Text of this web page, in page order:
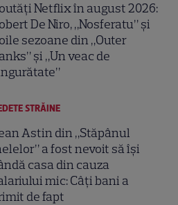
Netflix în august 2026:
De Niro, „Nosferatu” și
sezoane din „Outer
și „Un veac de
STRĂINE
Astin din „Stăpânul
a fost nevoit să își
casa din cauza
mic: Câți bani a
de fapt